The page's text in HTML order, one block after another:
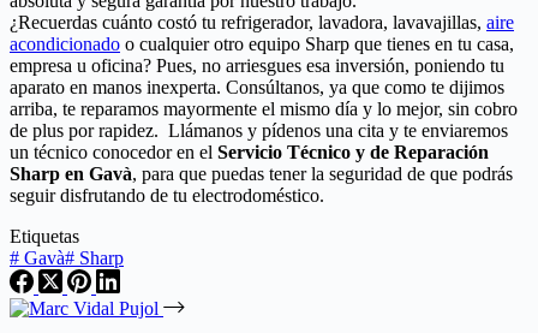
¿Recuerdas cuánto costó tu refrigerador, lavadora, lavavajillas, aire
acondicionado o cualquier otro equipo Sharp que tienes en tu casa,
empresa u oficina? Pues, no arriesgues esa inversión, poniendo tu
aparato en manos inexperta. Consúltanos, ya que como te dijimos
arriba, te reparamos mayormente el mismo día y lo mejor, sin cobro
de plus por rapidez. Llámanos y pídenos una cita y te enviaremos
un técnico conocedor en el Servicio Técnico y de Reparación
Sharp en Gavà, para que puedas tener la seguridad de que podrás
seguir disfrutando de tu electrodoméstico.
Etiquetas
# Gavà# Sharp